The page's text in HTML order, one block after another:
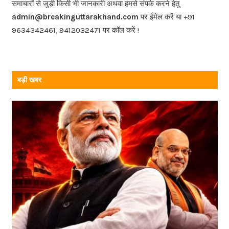
o
k
समाचारों से जुड़ी किसी भी जानकारी अथवा हमसे संपर्क करने हेतु
admin@breakinguttarakhand.com पर ईमेल करें या +91
9634342461, 9412032471 पर कॉल करें !
बड़ी खबर